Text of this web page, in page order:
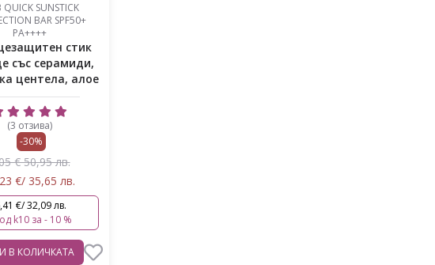
QUICK SUNSTICK
BAR SPF50+
PA++++
стик
със серамиди,
центела, алое
(3 отзива)
-30%
€ 50,95 лв.
€/ 35,65 лв.
€/ 32,09 лв.
k10 за - 10 %
В КОЛИЧКАТА